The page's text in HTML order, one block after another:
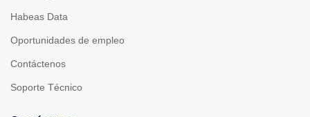
Habeas Data
Oportunidades de empleo
Contáctenos
Soporte Técnico